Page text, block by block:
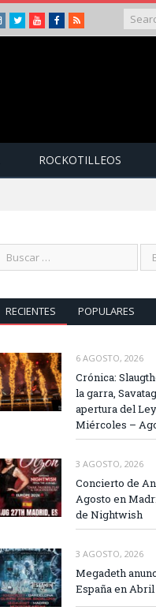
Instagram
TwitterYoutubeFacebook
RSS
ROCKOTILLEOS
RECIENTES POPULARES
6 AGOSTO, 2026
Crónica:
la garra,
apertura del
Miércoles –
3 AGOSTO, 2026
Concierto de
Agosto en
de Nightwish
3 AGOSTO, 2026
Megadeth
España en Abril